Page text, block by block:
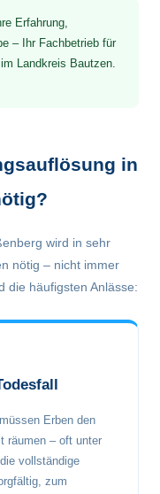
Erfahrung,
– Ihr Fachbetrieb für
Landkreis Bautzen.
in
wird in sehr
nötig – nicht immer
die häufigsten Anlässe:
Erben den
räumen – oft unter
vollständige
zum